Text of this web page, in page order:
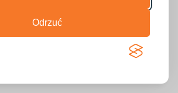
Odrzuć